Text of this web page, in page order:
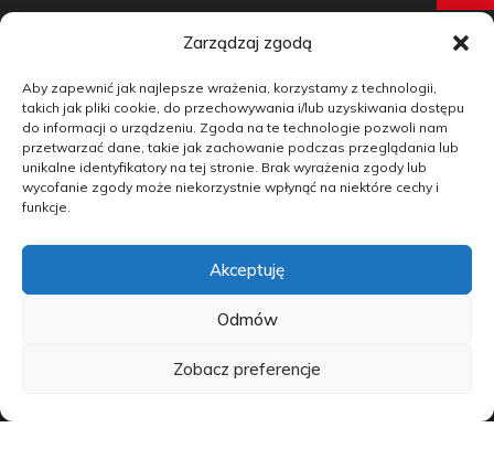
Zarządzaj zgodą
Aby zapewnić jak najlepsze wrażenia, korzystamy z technologii,
takich jak pliki cookie, do przechowywania i/lub uzyskiwania dostępu
do informacji o urządzeniu. Zgoda na te technologie pozwoli nam
przetwarzać dane, takie jak zachowanie podczas przeglądania lub
unikalne identyfikatory na tej stronie. Brak wyrażenia zgody lub
wycofanie zgody może niekorzystnie wpłynąć na niektóre cechy i
funkcje.
Akceptuję
Odmów
Zobacz preferencje
Samochody nowe
Samochody używane
Auta w leasingu
Doradztwo
copyright by carmotive.pl 2026©